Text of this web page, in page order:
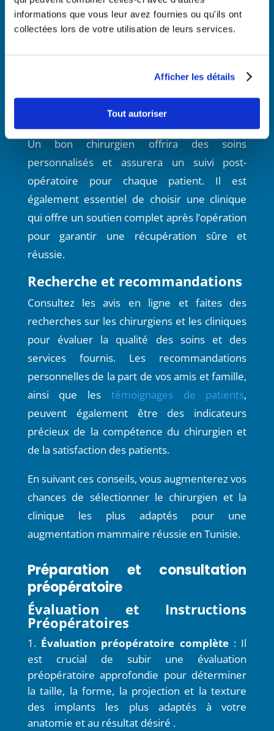
informations que vous leur avez fournies ou qu'ils ont
collectées lors de votre utilisation de leurs services.
Afficher les détails
Tout autoriser
Consultation préopératoire
style de l’implant, et comprenez les risques
potentiels.
Soins et suivi
Un bon chirurgien offrira des soins
personnalisés et assurera un suivi post-
opératoire pour chaque patient. Il est
également essentiel de choisir une clinique
qui offre un soutien complet après l’opération
pour garantir une récupération sûre et
réussie.
Recherche et recommandations
Consultez les avis en ligne et faites des
recherches sur les chirurgiens et les cliniques
pour évaluer la qualité des soins et des
services fournis. Les recommandations
personnelles de la part de vos amis et famille,
ainsi que les témoignages de patients,
peuvent également être des indicateurs
précieux de la compétence du chirurgien et
de la satisfaction des patients.
En suivant ces conseils, vous augmenterez vos
chances de sélectionner le chirurgien et la
clinique les plus adaptés pour une
augmentation mammaire réussie en Tunisie.
Préparation et consultation
préopératoire
Évaluation et Instructions
Préopératoires
Évaluation préopératoire complète: Il
est crucial de subir une évaluation
préopératoire approfondie pour déterminer
la taille, la forme, la projection et la texture
des implants les plus adaptés à votre
anatomie et au résultat désiré .